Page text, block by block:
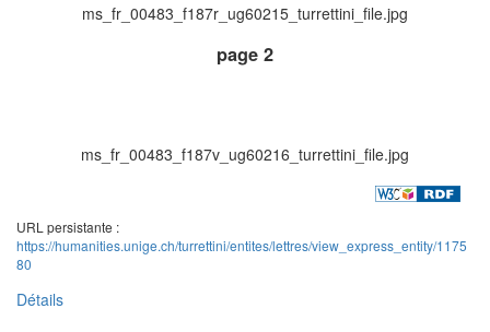
ms_fr_00483_f187r_ug60215_turrettini_file.jpg
page 2
ms_fr_00483_f187v_ug60216_turrettini_file.jpg
URL persistante :
https://humanities.unige.ch/turrettini/entites/lettres/view_express_entity/1175
80
Détails